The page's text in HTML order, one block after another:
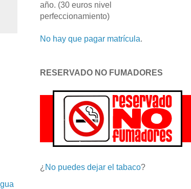
año. (30 euros nivel
perfeccionamiento)
No hay que pagar matrícula.
RESERVADO NO FUMADORES
¿ No puedes dejar el tabaco?